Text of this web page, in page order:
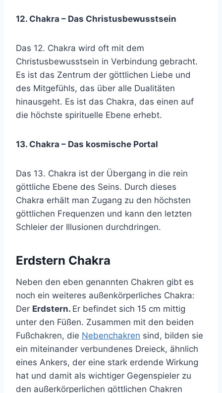
12. Chakra – Das Christusbewusstsein
Das 12. Chakra wird oft mit dem
Christusbewusstsein in Verbindung gebracht.
Es ist das Zentrum der göttlichen Liebe und
des Mitgefühls, das über alle Dualitäten
hinausgeht. Es ist das Chakra, das einen auf
die höchste spirituelle Ebene erhebt.
13. Chakra – Das kosmische Portal
Das 13. Chakra ist der Übergang in die rein
göttliche Ebene des Seins. Durch dieses
Chakra erhält man Zugang zu den höchsten
göttlichen Frequenzen und kann den letzten
Schleier der Illusionen durchdringen.
Erdstern Chakra
Neben den eben genannten Chakren gibt es
noch ein weiteres außenkörperliches Chakra:
Der Erdstern. Er befindet sich 15 cm mittig
unter den Füßen. Zusammen mit den beiden
Fußchakren, die Nebenchakren sind, bilden sie
ein miteinander verbundenes Dreieck, ähnlich
eines Ankers, der eine stark erdende Wirkung
hat und damit als wichtiger Gegenspieler zu
den außerkörperlichen göttlichen Chakren